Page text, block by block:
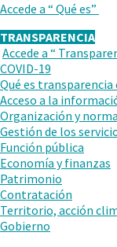
Accede a “ Qué es”
TRANSPARENCIA
VUELVE
AL
NIVEL
ANTERIOR
Accede a “
COVID-19
Qué es
Acceso a la
Organización y
Gestión de los
Función pública
Economía y finanzas
Patrimonio
Contratación
Territorio, acción
Gobierno